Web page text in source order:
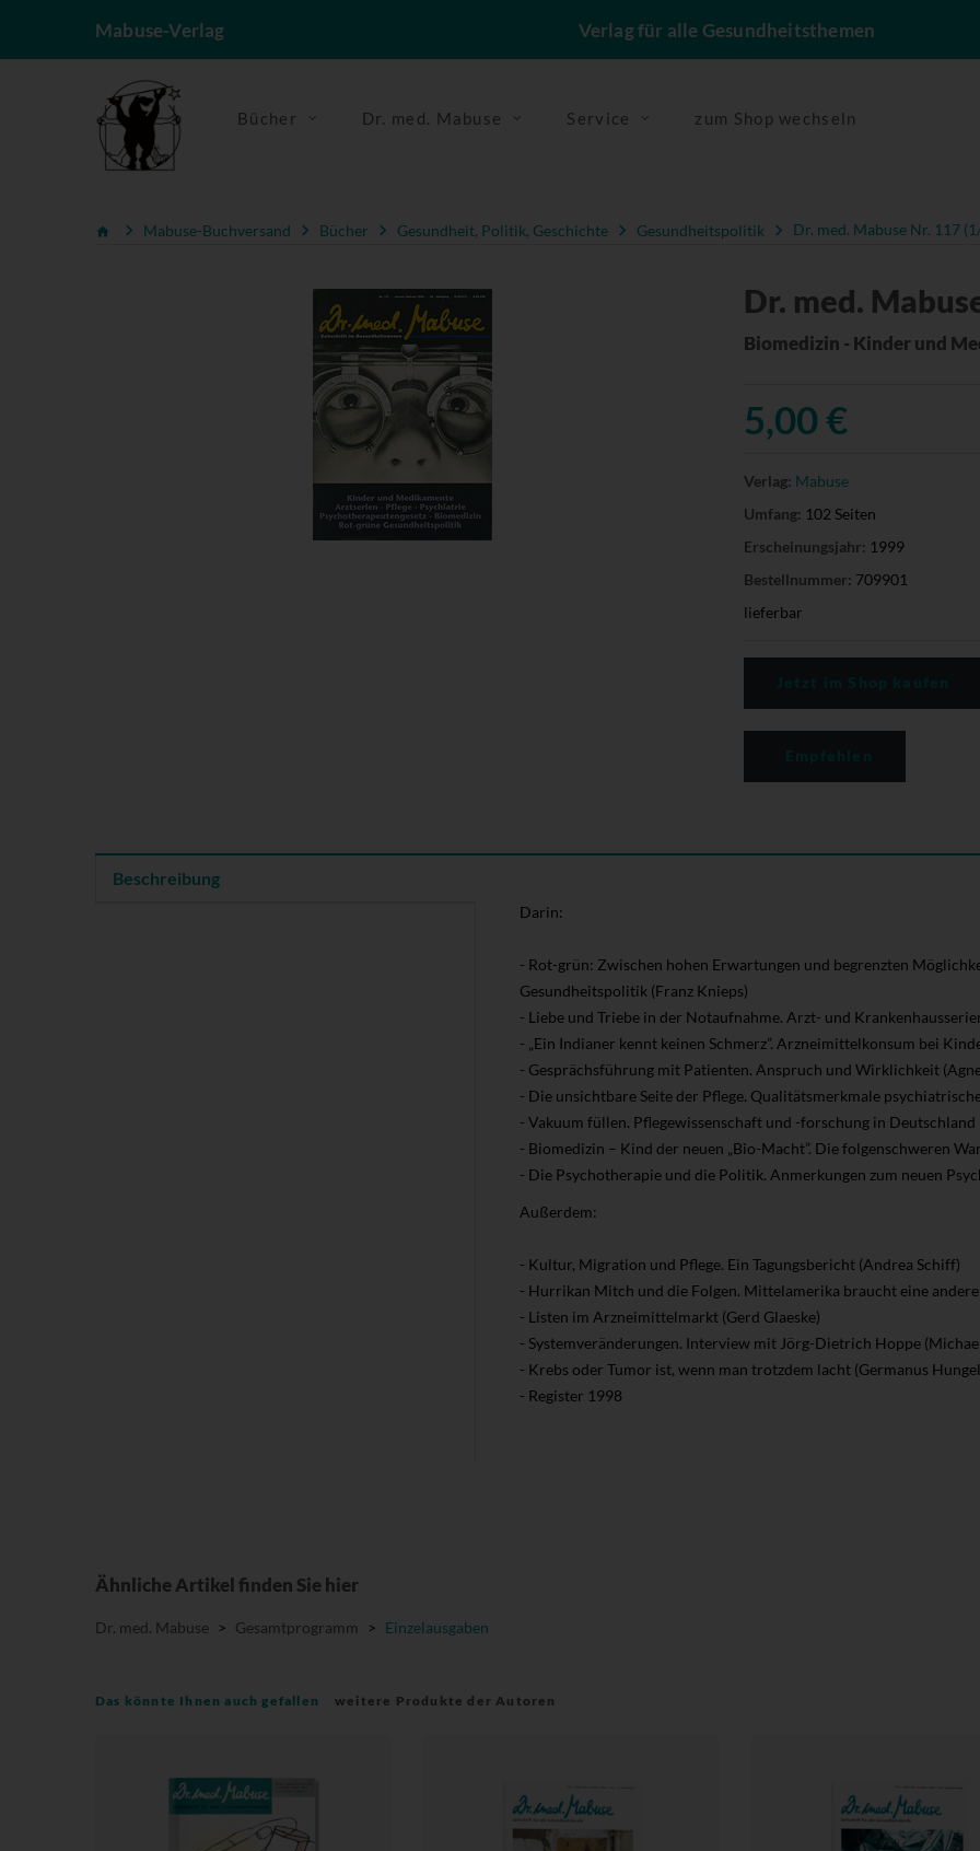
Mabuse-Verlag Verlag für alle Gesundheitsthemen
Bücher Dr. med. Mabuse Service zum Shop wechseln
Mabuse-Buchversand Bücher Gesundheit, Politik, Geschichte Gesundheitspolitik Dr. med. Mabuse Nr. 117
Dr. med.
Biomedizin - Kinder und
5,00 €
Verlag: Mabuse
Umfang: 102 Seiten
Erscheinungsjahr: 1999
Bestellnummer: 709901
lieferbar
Beschreibung
Darin:
- Rot-grün: Zwischen hohen Erwartungen und begrenzten
Gesundheitspolitik (Franz Knieps)
- Liebe und Triebe in der Notaufnahme. Arzt- und
- „Ein Indianer kennt keinen Schmerz”. Arzneimittelkonsum bei
- Gesprächsführung mit Patienten. Anspruch und Wirklichkeit
- Die unsichtbare Seite der Pflege. Qualitätsmerkmale
- Vakuum füllen. Pflegewissenschaft und -forschung in
- Biomedizin – Kind der neuen „Bio-Macht”. Die folgenschweren
- Die Psychotherapie und die Politik. Anmerkungen zum neuen
Außerdem:
- Kultur, Migration und Pflege. Ein Tagungsbericht (Andrea Schiff)
- Hurrikan Mitch und die Folgen. Mittelamerika braucht eine
- Listen im Arzneimittelmarkt (Gerd Glaeske)
- Systemveränderungen. Interview mit Jörg-Dietrich Hoppe
- Krebs oder Tumor ist, wenn man trotzdem lacht (Germanus
- Register 1998
Ähnliche Artikel finden Sie hier
Dr. med. Mabuse > Gesamtprogramm > Einzelausgaben
Das könnte Ihnen auch gefallen weitere Produkte der Autoren